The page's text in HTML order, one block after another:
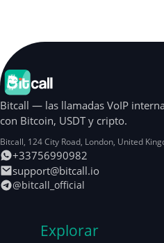
Bitcall — las llamadas VoIP
con Bitcoin, USDT y cripto.
Bitcall, 124 City Road, London, United
+33756990982
support@bitcall.io
@bitcall_official
Explorar